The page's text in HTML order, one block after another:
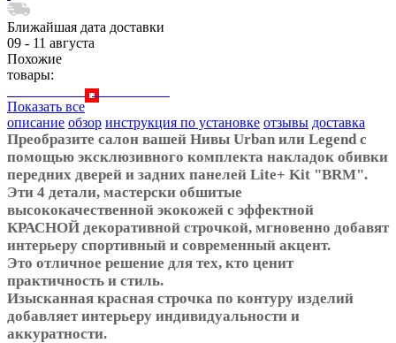
Ближайшая дата доставки
09 - 11 августа
Похожие
товары:
Показать все
описание обзор инструкция по установке отзывы доставка
Преобразите салон вашей Нивы Urban или Legend с
помощью эксклюзивного комплекта накладок обивки
передних дверей и задних панелей Lite+ Kit "BRM".
Эти 4 детали, мастерски обшитые
высококачественной экокожей с эффектной
КРАСНОЙ декоративной строчкой, мгновенно добавят
интерьеру спортивный и современный акцент.
Это отличное решение для тех, кто ценит
практичность и стиль.
Изысканная красная строчка по контуру изделий
добавляет интерьеру индивидуальности и
аккуратности.